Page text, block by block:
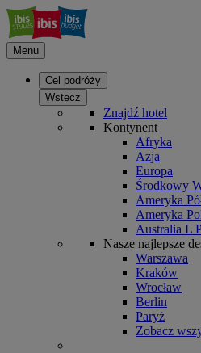
Menu
Cel podróży
Wstecz
Znajdź hotel
Kontynent
Afryka
Azja
Europa
Środkowy
Ameryka
Ameryka
Australia L
Nasze najlepsze
Warszawa
Kraków
Wrocław
Berlin
Paryż
Zobacz